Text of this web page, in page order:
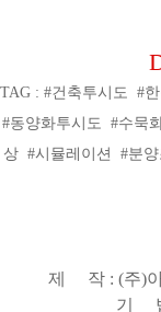
TAG : #건축투시도 #
#동양화투시도 #수묵
상 #시뮬레이션 #분
제 작 : (주)
기